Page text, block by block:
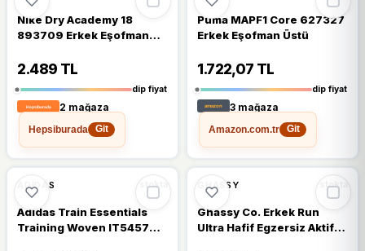
Nike Dry Academy 18
893709 Erkek Eşofman
2.489 TL
dip fiyat
2 mağaza
Hepsiburada
Git
Puma MAPF1 Core 627327
Erkek Eşofman Üstü
1.722,07 TL
dip fiyat
3 mağaza
Amazon.com.tr
Git
%27 %27 DÜŞTÜ
ADIDAS stokta
Adidas Train Essentials
Training Woven IT5457
%27 %27 DÜŞTÜ
GHASSY stokta
Ghassy Co. Erkek Run
Ultra Hafif Egzersiz Aktif